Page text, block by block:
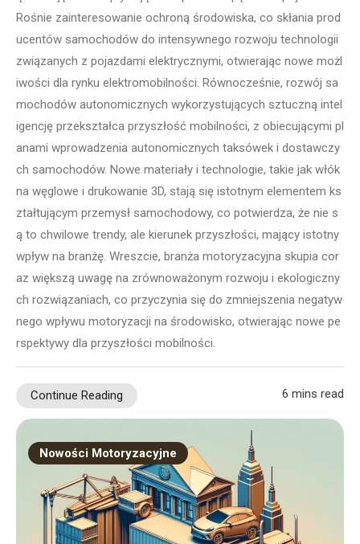
Rośnie zainteresowanie ochroną środowiska, co skłania prod
ucentów samochodów do intensywnego rozwoju technologii
związanych z pojazdami elektrycznymi, otwierając nowe możl
iwości dla rynku elektromobilności. Równocześnie, rozwój sa
mochodów autonomicznych wykorzystujących sztuczną intel
igencję przekształca przyszłość mobilności, z obiecującymi pl
anami wprowadzenia autonomicznych taksówek i dostawczy
ch samochodów. Nowe materiały i technologie, takie jak włók
na węglowe i drukowanie 3D, stają się istotnym elementem ks
ztałtującym przemysł samochodowy, co potwierdza, że nie s
ą to chwilowe trendy, ale kierunek przyszłości, mający istotny
wpływ na branżę. Wreszcie, branża motoryzacyjna skupia cor
az większą uwagę na zrównoważonym rozwoju i ekologiczny
ch rozwiązaniach, co przyczynia się do zmniejszenia negatyw
nego wpływu motoryzacji na środowisko, otwierając nowe pe
rspektywy dla przyszłości mobilności.
Continue Reading 6 mins read
Nowości Motoryzacyjne